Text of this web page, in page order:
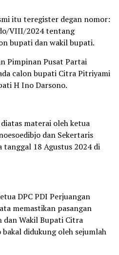
itu teregister degan nomor:
VIII/2024 tentang
bupati dan wakil bupati.
Pimpinan Pusat Partai
calon bupati Citra Pitriyami
H Ino Darsono.
materai oleh ketua
dan Sekertaris
tanggal 18 Agustus 2024 di
DPC PDI Perjuangan
memastikan pasangan
dan Wakil Bupati Citra
didukung oleh sejumlah